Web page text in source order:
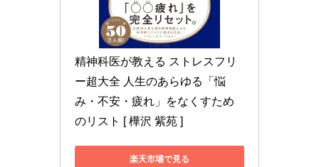
精神科医が教える ストレスフリ
ー超大全 人生のあらゆる「悩
み・不安・疲れ」をなくすため
のリスト [ 樺沢 紫苑 ]
楽天市場で見る